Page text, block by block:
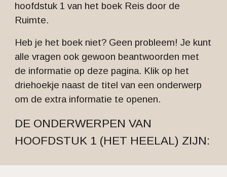
hoofdstuk 1 van het boek Reis door de
Ruimte.
Heb je het boek niet? Geen probleem! Je kunt
alle vragen ook gewoon beantwoorden met
de informatie op deze pagina. Klik op het
driehoekje naast de titel van een onderwerp
om de extra informatie te openen.
DE ONDERWERPEN VAN
HOOFDSTUK 1 (HET HEELAL) ZIJN: